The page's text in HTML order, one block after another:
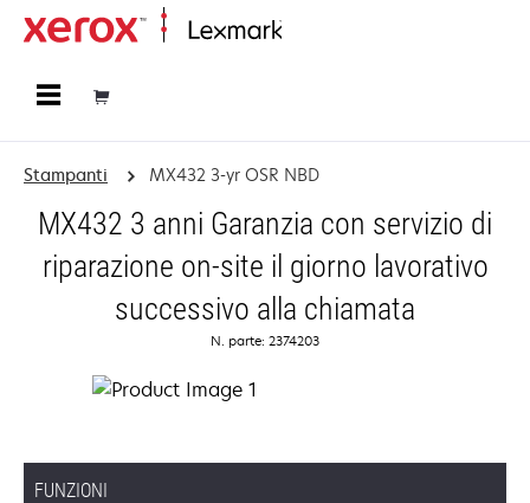
Stampanti MX432 3-yr OSR NBD
MX432 3 anni Garanzia con servizio di
riparazione on-site il giorno lavorativo
successivo alla chiamata
N. parte: 2374203
FUNZIONI